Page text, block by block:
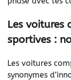
Les voitures
sportives :
Les voitures
synonymes